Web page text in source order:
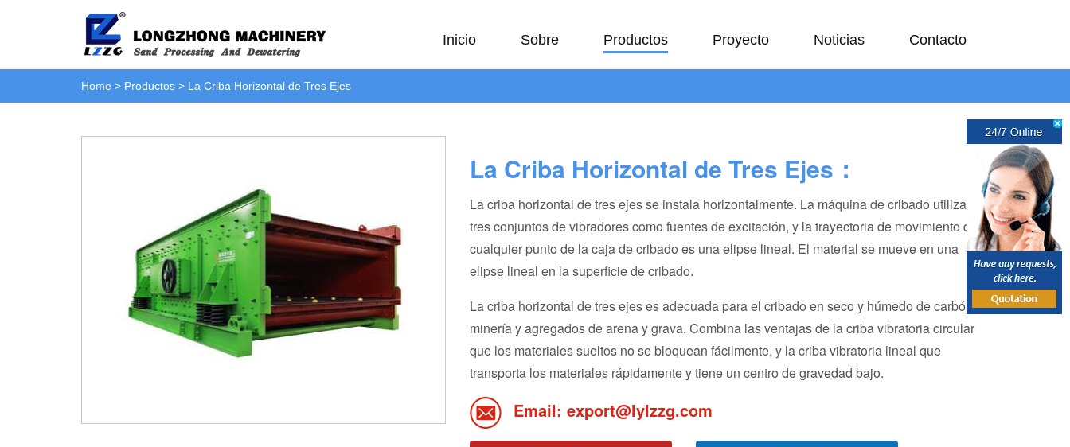
Inicio Sobre Productos Proyecto Noticias Contacto
Home > Productos > La Criba Horizontal de Tres Ejes
La Criba Horizontal de Tres Ejes：
La criba horizontal de tres ejes se instala horizontalmente. La máquina de cribado utiliza
tres conjuntos de vibradores como fuentes de excitación, y la trayectoria de movimiento de
cualquier punto de la caja de cribado es una elipse lineal. El material se mueve en una
elipse lineal en la superficie de cribado.
La criba horizontal de tres ejes es adecuada para el cribado en seco y húmedo de carbón,
minería y agregados de arena y grava. Combina las ventajas de la criba vibratoria circular
que los materiales sueltos no se bloquean fácilmente, y la criba vibratoria lineal que
transporta los materiales rápidamente y tiene un centro de gravedad bajo.
Email: export@lylzzg.com